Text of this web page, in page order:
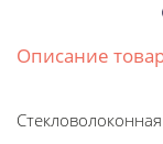
Описание